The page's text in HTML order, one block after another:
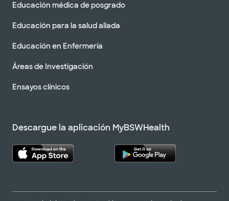
Educación médica de posgrado
Educación para la salud aliada
Educación en Enfermería
Áreas de Investigación
Ensayos clínicos
Descargue la aplicación MyBSWHealth